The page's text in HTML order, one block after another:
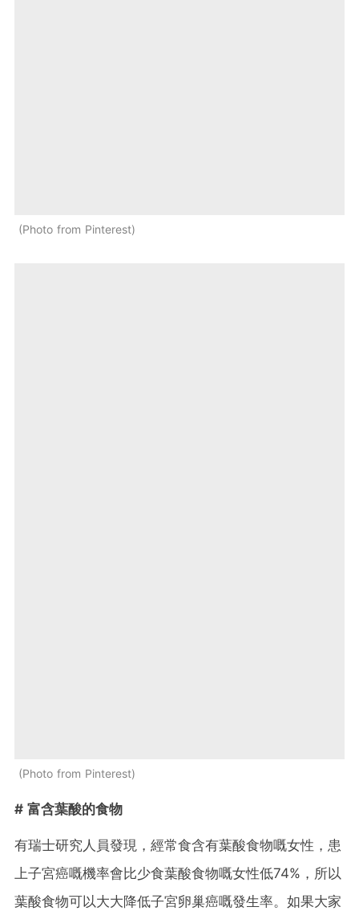
Photo from Pinterest
Photo from Pinterest
# 富含葉酸的食物
有瑞士研究人員發現，經常食含有葉酸食物嘅女性，患
上子宮癌嘅機率會比少食葉酸食物嘅女性低74%，所以
葉酸食物可以大大降低子宮卵巢癌嘅發生率。如果大家